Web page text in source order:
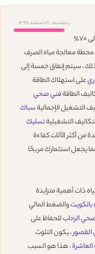
پنجشنبه, 07 اسفند,1399
ما يصل إلى 70٪
معالجة مياه الصرف
ذلك ، سيتم إنفاق خمسة إلى
على استهلاك الطاقة
الطاقةفني صحي
التشغيل الإجماليةسباك
التشغيليةتسليك
أكثر الآلات كفاءة
يجعل استثمارك مربحًا
ذات أهمية متزايدة
والضغط المالي
الرحابللحفاظ على
، يكون التلوث
. هذا هو السبب